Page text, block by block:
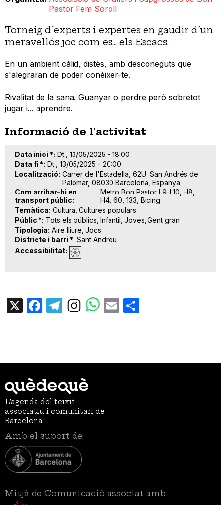
Pastor Fem Soroll
Torneig d´experts i expertes en gaudir d´un
meravellós joc com és... els Escacs.
En un ambient càlid, distès, amb desconeguts que
s'alegraran de poder conèixer-te.
Rivalitat de la sana. Guanyar o perdre però sobretot
jugar i... aprendre.
Informació de l'activitat
Data inici * Dt., 13/05/2025 - 18:00
Data fi * Dt., 13/05/2025 - 20:00
Localització Carrer de l'Estadella, 62U, San Andrés de
Palomar, 08030 Barcelona, Espanya
Com arribar-hi en
transport públic
Metro Bon Pastor L9-L10, H8,
H4, 60, 133, Bicing
Temàtica Cultura Cultures populars
Públic * Tots els públics Infantil Joves Gent gran
Tipologia Aire lliure Jocs
Districte i barri * Sant Andreu
Accessibilitat
X Facebook
TelegramEmail
L’agenda del teixit
associatiu i comunitari de
Barcelona
Amb el suport de:
Mitjà de Comunicació associat amb: